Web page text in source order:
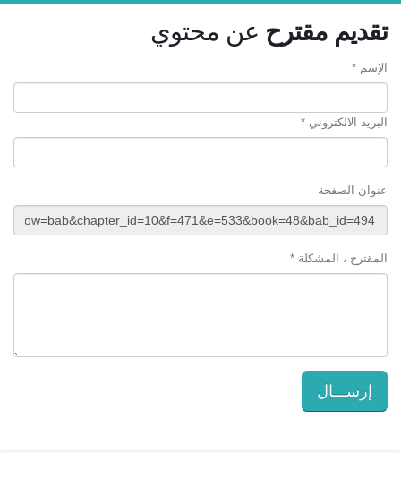
تقديم مقترح عن محتوي
الإسم *
البريد الالكتروني *
عنوان الصفحة
المقترح ، المشكلة *